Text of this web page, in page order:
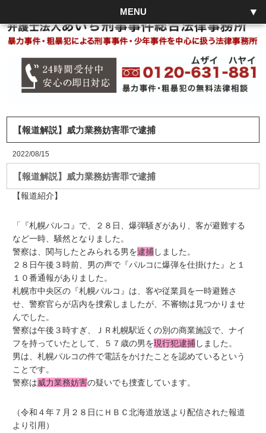
MENU
【報道解説】威力業務妨害罪で逮捕
2022/08/15
【報道解説】威力業務妨害罪で逮捕
【報道紹介】
「『札幌パルコ』で、２８日、爆弾騒ぎがあり、客が避難する
など一時、騒然となりました。
警察は、関与したとみられる男を逮捕しました。
２８日午後３時前、男の声で『パルコに爆弾を仕掛けた』と１
１０番通報がありました。
札幌市中央区の『札幌パルコ』は、客や従業員を一時避難さ
せ、警察官らが店内を捜索しましたが、不審物は見つかりませ
んでした。
警察は午後３時すぎ、ＪＲ札幌駅近くの別の商業施設で、ナイ
フを持っていたとして、５７歳の男を現行犯逮捕しました。
男は、札幌パルコの件で電話をかけたことを認めているという
ことです。
警察は威力業務妨害の疑いでも捜査しています。
（令和４年７月２８日にＨＢＣ北海道放送より配信された報道
より引用）